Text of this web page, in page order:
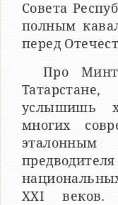
Совета
полным
перед
Про
услышишь
многих
эталонным
ХХI веков.